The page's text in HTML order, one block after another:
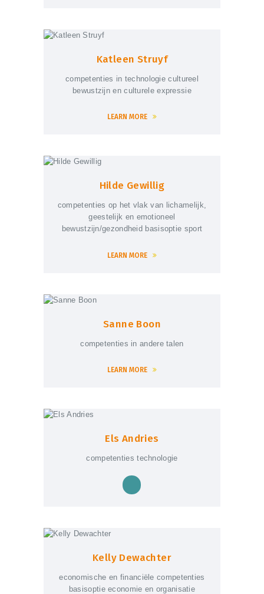
Katleen Struyf
competenties in technologie cultureel
bewustzijn en culturele expressie
LEARN MORE
Hilde Gewillig
competenties op het vlak van lichamelijk,
geestelijk en emotioneel
bewustzijn/gezondheid basisoptie sport
LEARN MORE
Sanne Boon
competenties in andere talen
LEARN MORE
Els Andries
competenties technologie
Kelly Dewachter
economische en financiële competenties
basisoptie economie en organisatie